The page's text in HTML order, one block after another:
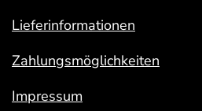
Lieferinformationen
Zahlungsmöglichkeiten
Impressum